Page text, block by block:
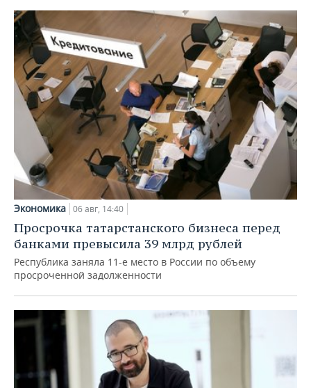
Экономика 06 авг, 14:40
Просрочка татарстанского бизнеса перед
банками превысила 39 млрд рублей
Республика заняла 11-е место в России по объему
просроченной задолженности